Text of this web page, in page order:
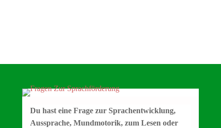
Du hast eine Frage zur Sprachentwicklung,
Aussprache, Mundmotorik, zum Lesen oder